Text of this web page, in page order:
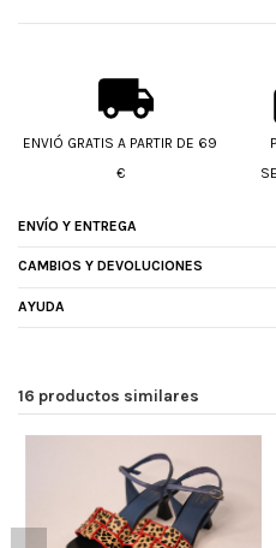
ENVIÓ GRATIS A PARTIR DE 69
€
ENVÍO Y ENTREGA
CAMBIOS Y DEVOLUCIONES
AYUDA
16 productos similares